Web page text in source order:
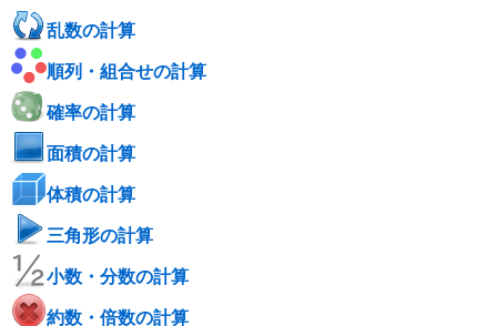
乱数の計算
順列・組合せの計算
確率の計算
面積の計算
体積の計算
三角形の計算
小数・分数の計算
約数・倍数の計算